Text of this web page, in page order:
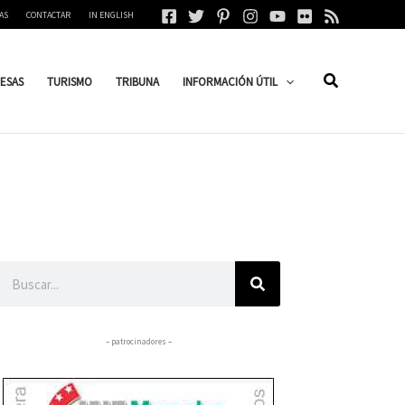
CONTACTAR IN ENGLISH
TURISMO TRIBUNA INFORMACIÓN ÚTIL
– patrocinadores –